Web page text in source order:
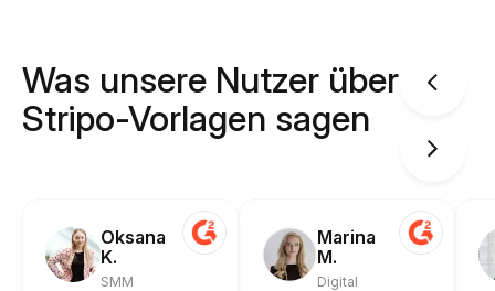
Was unsere Nutzer über
Stripo-Vorlagen sagen
Oksana
K.
SMM
Marina
M.
Digital